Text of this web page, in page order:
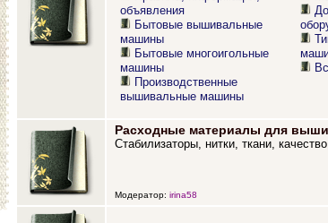
объявления
Бытовые вышивальные
машины
Бытовые многоигольные
машины
Производственные
вышивальные машины
Расходные материалы для
Стабилизаторы, нитки, ткани,
Модератор: irina58